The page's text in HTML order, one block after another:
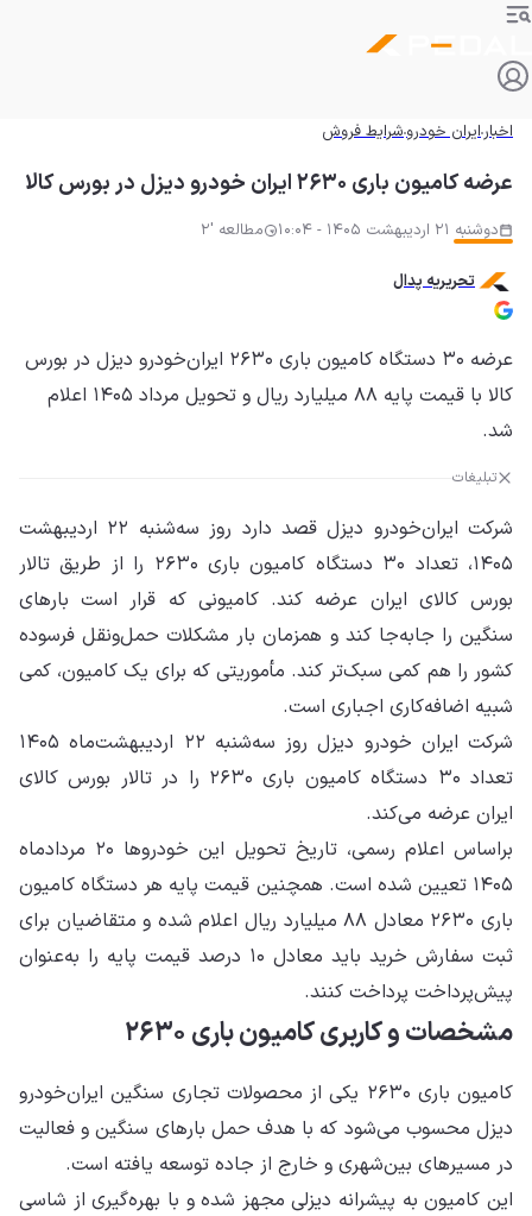
اخبارایران خودروشرایط فروش
عرضه کامیون باری ۲۶۳۰ ایران خودرو دیزل در بورس کالا
دوشنبه 21 اردیبهشت 1405 - 10:04 مطالعه '2
تحریریه پدال
عرضه ۳۰ دستگاه کامیون باری ۲۶۳۰ ایران‌خودرو دیزل در بورس
کالا با قیمت پایه ۸۸ میلیارد ریال و تحویل مرداد ۱۴۰۵ اعلام
شد.
تبلیغات
شرکت ایران‌خودرو دیزل قصد دارد روز سه‌شنبه ۲۲ اردیبهشت
۱۴۰۵، تعداد ۳۰ دستگاه کامیون باری ۲۶۳۰ را از طریق تالار
بورس کالای ایران عرضه کند. کامیونی که قرار است بارهای
سنگین را جابه‌جا کند و همزمان بار مشکلات حمل‌ونقل فرسوده
کشور را هم کمی سبک‌تر کند. مأموریتی که برای یک کامیون، کمی
شبیه اضافه‌کاری اجباری است.
شرکت ایران خودرو دیزل روز سه‌شنبه ۲۲ اردیبهشت‌ماه ۱۴۰۵
تعداد ۳۰ دستگاه کامیون باری ۲۶۳۰ را در تالار بورس کالای
ایران عرضه می‌کند.
براساس اعلام رسمی، تاریخ تحویل این خودروها ۲۰ مردادماه
۱۴۰۵ تعیین شده است. همچنین قیمت پایه هر دستگاه کامیون
باری ۲۶۳۰ معادل ۸۸ میلیارد ریال اعلام شده و متقاضیان برای
ثبت سفارش خرید باید معادل ۱۰ درصد قیمت پایه را به‌عنوان
پیش‌پرداخت پرداخت کنند.
مشخصات و کاربری کامیون باری ۲۶۳۰
کامیون باری ۲۶۳۰ یکی از محصولات تجاری سنگین ایران‌خودرو
دیزل محسوب می‌شود که با هدف حمل بارهای سنگین و فعالیت
در مسیرهای بین‌شهری و خارج از جاده توسعه یافته است.
این کامیون به پیشرانه دیزلی مجهز شده و با بهره‌گیری از شاسی